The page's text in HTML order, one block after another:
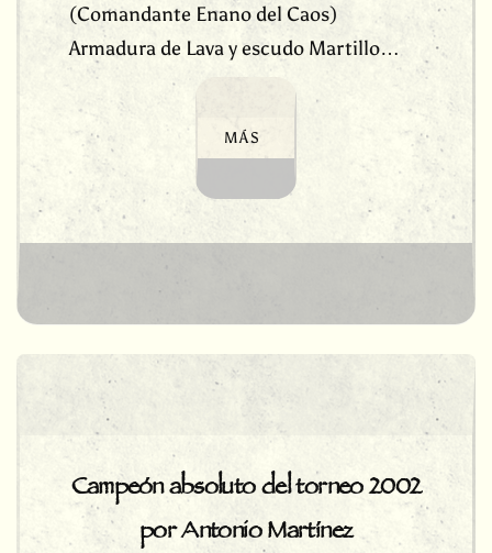
(Comandante Enano del Caos)
Armadura de Lava y escudo Martillo…
MÁS
Campeón absoluto del torneo 2002
por Antonio Martínez